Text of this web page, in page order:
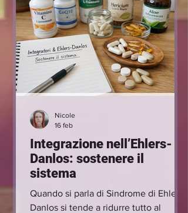
Integrazione nell’Ehlers-
Danlos: sostenere il
sistema
Quando si parla di Sindrome di Ehlers-
Danlos si tende a ridurre tutto al
Nicole
16 feb